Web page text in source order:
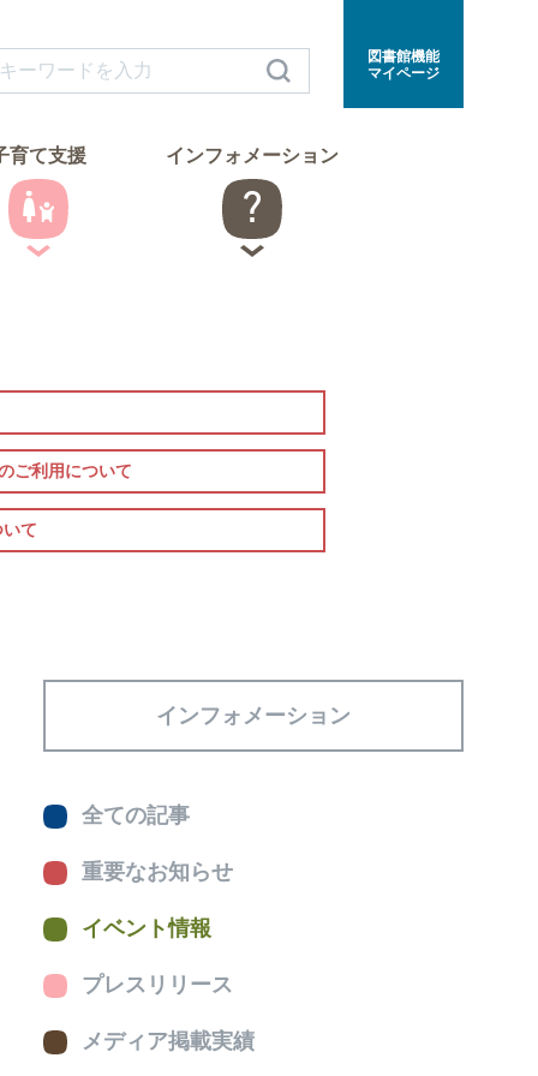
図書館機能
マイページ
育て支援 インフォメーション
ご利用について
て
インフォメーション
全ての記事
重要なお知らせ
イベント情報
プレスリリース
メディア掲載実績